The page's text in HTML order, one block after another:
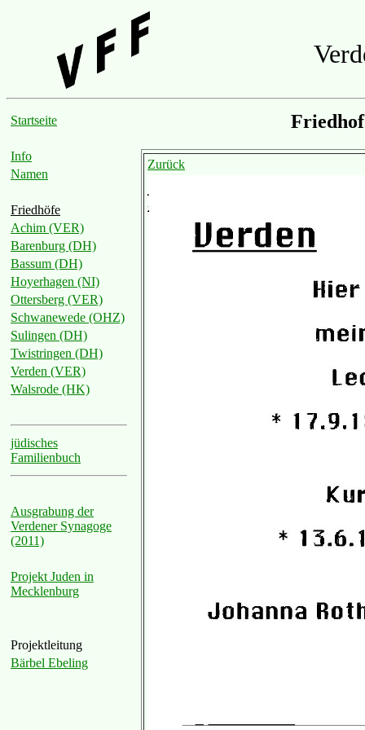
Startseite
Info
Namen
Friedhöfe
Achim (VER)
Barenburg (DH)
Bassum (DH)
Hoyerhagen (NI)
Ottersberg (VER)
Schwanewede (OHZ)
Sulingen (DH)
Twistringen (DH)
Verden (VER)
Walsrode (HK)
jüdisches
Familienbuch
Ausgrabung der
Verdener Synagoge
(2011)
Projekt Juden in
Mecklenburg
Projektleitung
Bärbel Ebeling
Friedhof
Zurück